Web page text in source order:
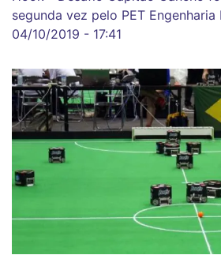
segunda vez pelo PET Engenharia
04/10/2019 - 17:41